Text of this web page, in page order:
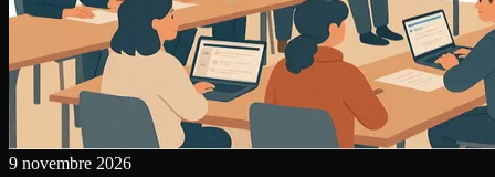
9 novembre 2026